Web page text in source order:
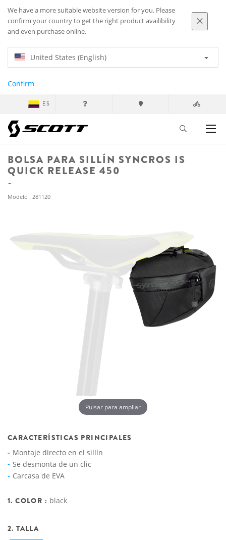
We have a more suitable website version for you. Please
confirm your country to get the right product availibility
and even purchase online.
United States (English)
Confirm
ES
BOLSA PARA SILLÍN SYNCROS IS
QUICK RELEASE 450
Modelo : 281120
Pulsar para ampliar
CARACTERÍSTICAS PRINCIPALES
Montaje directo en el sillín
Se desmonta de un clic
Carcasa de EVA
1. COLOR : black
2. TALLA